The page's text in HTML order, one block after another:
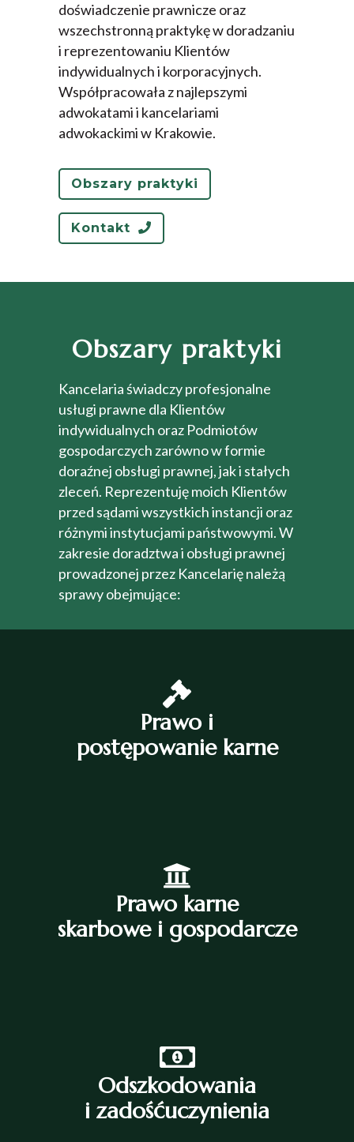
doświadczenie prawnicze oraz
wszechstronną praktykę w doradzaniu
i reprezentowaniu Klientów
indywidualnych i korporacyjnych.
Współpracowała z najlepszymi
adwokatami i kancelariami
adwokackimi w Krakowie.
Obszary praktyki
Kontakt
Obszary praktyki
Kancelaria świadczy profesjonalne
usługi prawne dla Klientów
indywidualnych oraz Podmiotów
gospodarczych zarówno w formie
doraźnej obsługi prawnej, jak i stałych
zleceń. Reprezentuję moich Klientów
przed sądami wszystkich instancji oraz
różnymi instytucjami państwowymi. W
zakresie doradztwa i obsługi prawnej
prowadzonej przez Kancelarię należą
sprawy obejmujące:
Prawo i
postępowanie karne
Prawo karne
skarbowe i gospodarcze
Odszkodowania
i zadośćuczynienia